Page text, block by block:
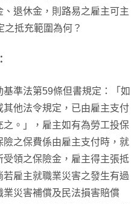
退休金，則路易之雇主可主
之抵充範圍為何？
準法第59條但書規定：「如
他法令規定，已由雇主支付
。」，雇主如有為勞工投保
之保費係由雇主支付時，就
領之保險金，雇主得主張抵
雇主就職業災害之發生有過
災害補償及民法損害賠償